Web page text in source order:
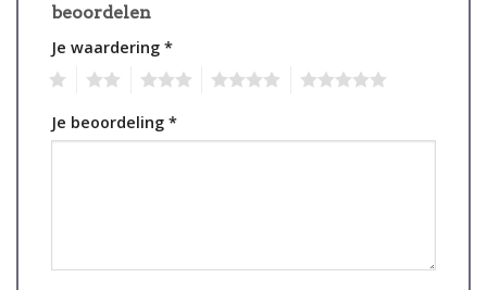
beoordelen
Je waardering *
Je beoordeling *